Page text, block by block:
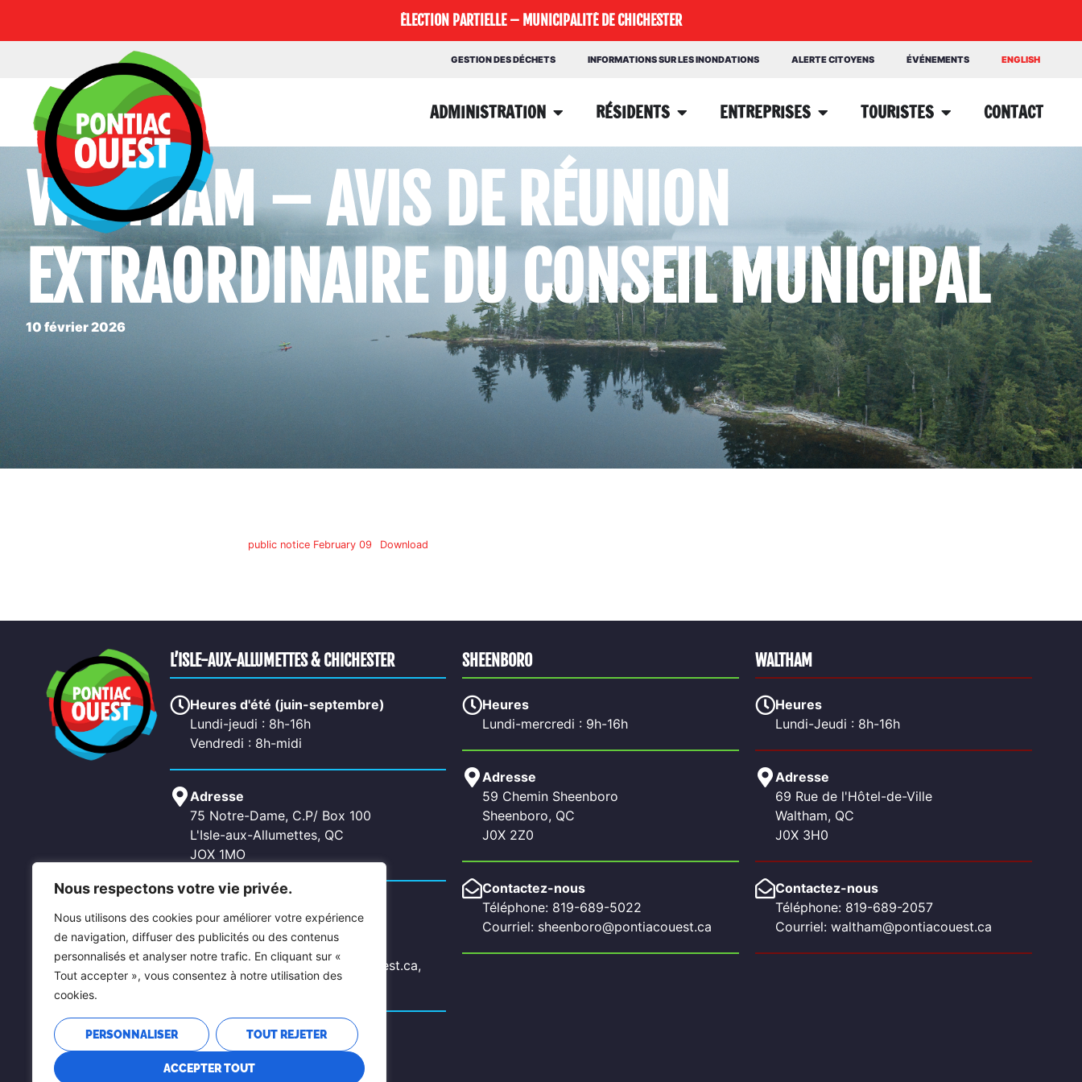
Nous respectons votre vie privée.
Nous utilisons des cookies pour améliorer votre expérience
de navigation, diffuser des publicités ou des contenus
personnalisés et analyser notre trafic. En cliquant sur «
Tout accepter », vous consentez à notre utilisation des
cookies.
PERSONNALISER TOUT REJETER
ACCEPTER TOUT
ÉLECTION PARTIELLE – MUNICIPALITÉ DE CHICHESTER
GESTION DES DÉCHETS INFORMATIONS SUR LES INONDATIONS ALERTE CITOYENS ÉVÉNEMENTS ENGLISH
ADMINISTRATION RÉSIDENTS ENTREPRISES TOURISTES CONTACT
WALTHAM – AVIS DE RÉUNION
EXTRAORDINAIRE DU CONSEIL MUNICIPAL
10 février 2026
public notice February 09 Download
L’ISLE-AUX-ALLUMETTES & CHICHESTER
Heures d'été (juin-septembre)
Lundi-jeudi : 8h-16h
Vendredi : 8h-midi
Adresse
75 Notre-Dame, C.P/ Box 100
L'Isle-aux-Allumettes, QC
JOX 1MO
Téléphone: 819-689-2266
Fax: 819-689-5619
Courriel: allumettes@pontiacouest.ca,
chichester@pontiacouest.ca
SHEENBORO
Heures
Lundi-mercredi : 9h-16h
Adresse
59 Chemin Sheenboro
Sheenboro, QC
J0X 2Z0
Contactez-nous
Téléphone: 819-689-5022
Courriel: sheenboro@pontiacouest.ca
Heures
Lundi-Jeudi : 8h-16h
Adresse
69 Rue de l'Hôtel-de-Ville
Waltham, QC
J0X 3H0
Contactez-nous
Téléphone: 819-689-2057
Courriel: waltham@pontiacouest.ca
WALTHAM